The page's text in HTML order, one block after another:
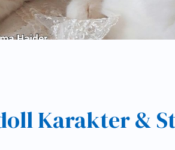
Karakter &